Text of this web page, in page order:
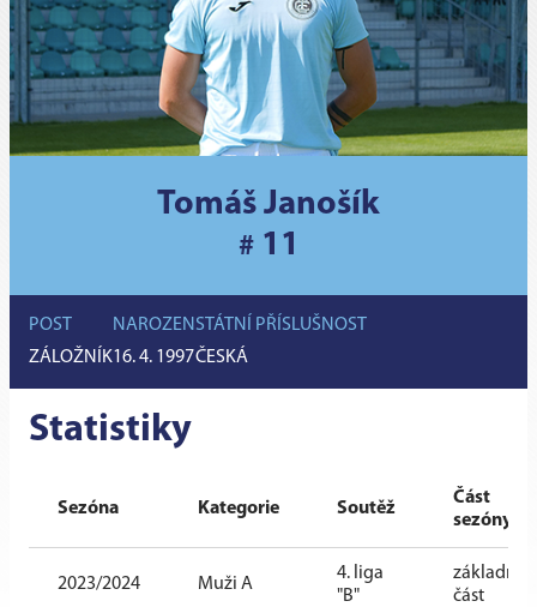
Tomáš Janošík
# 11
POST
ZÁLOŽNÍK
NAROZEN
16. 4. 1997
STÁTNÍ PŘÍSLUŠNOST
ČESKÁ
Statistiky
Sezóna Kategorie Soutěž
Část
sezóny
2023/2024 Muži A
4. liga
"B"
základní
část